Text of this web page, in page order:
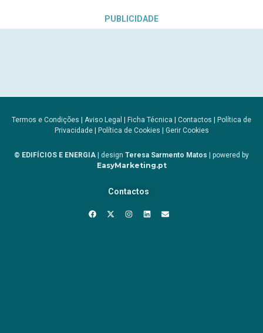
PUBLICIDADE
Termos e Condições | Aviso Legal | Ficha Técnica | Contactos | Política de
Privacidade| Política de Cookies | Gerir Cookies
© EDIFÍCIOS E ENERGIA | design Teresa Sarmento Matos | powered by
EasyMarketing.pt
Contactos